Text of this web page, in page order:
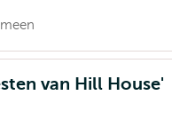
van Hill House'